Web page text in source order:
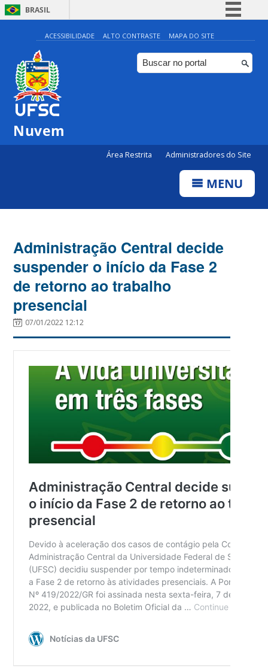
BRASIL
Simplifique!
Comunica BR
Participe
ACESSIBILIDADE ALTO CONTRASTE MAPA DO SITE
Nuvem
Área Restrita Administradores do Site
MENU
Administração Central decide
suspender o início da Fase 2
de retorno ao trabalho
presencial
07/01/2022 12:12